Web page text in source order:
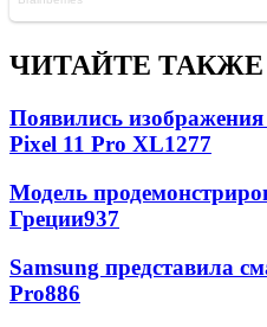
ЧИТАЙТЕ ТАКЖЕ
Появились
Pixel 11 Pro XL1277
Модель
Греции937
Samsung представила
Pro886